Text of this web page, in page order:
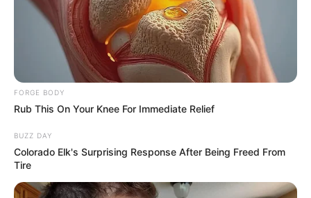
Top 10 Pop Divas - Number 4 May Shock You
BRAINBERRIES
FORGE BODY
Rub This On Your Knee For Immediate Relief
BUZZ DAY
Colorado Elk's Surprising Response After Being Freed From
Tire